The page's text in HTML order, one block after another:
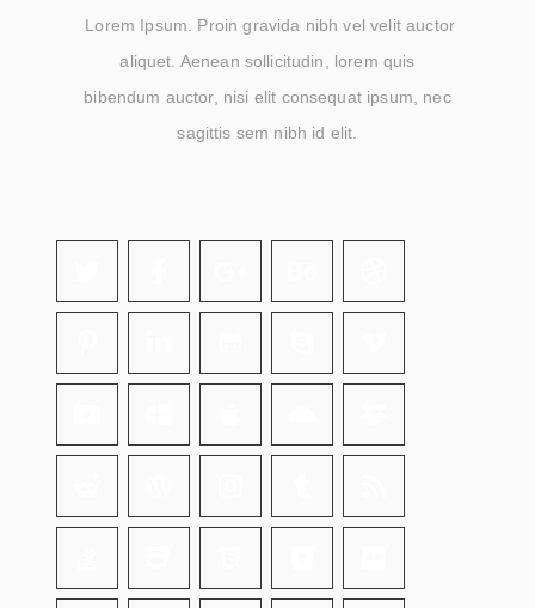
Lorem Ipsum. Proin gravida nibh vel velit auctor
aliquet. Aenean sollicitudin, lorem quis
bibendum auctor, nisi elit consequat ipsum, nec
sagittis sem nibh id elit.